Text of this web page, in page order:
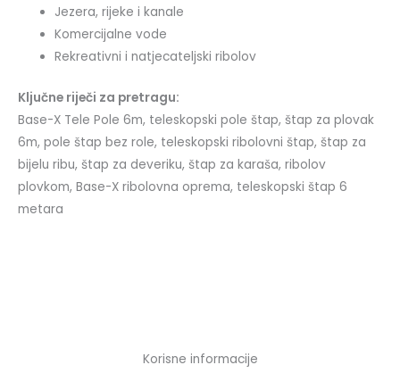
Jezera, rijeke i kanale
Komercijalne vode
Rekreativni i natjecateljski ribolov
Ključne riječi za pretragu:
Base-X Tele Pole 6m, teleskopski pole štap, štap za plovak
6m, pole štap bez role, teleskopski ribolovni štap, štap za
bijelu ribu, štap za deveriku, štap za karaša, ribolov
plovkom, Base-X ribolovna oprema, teleskopski štap 6
metara
Korisne informacije